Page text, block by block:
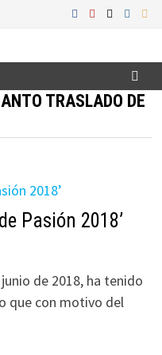
TRASLADO DE
Pasión 2018’
de 2018, ha tenido
que con motivo del